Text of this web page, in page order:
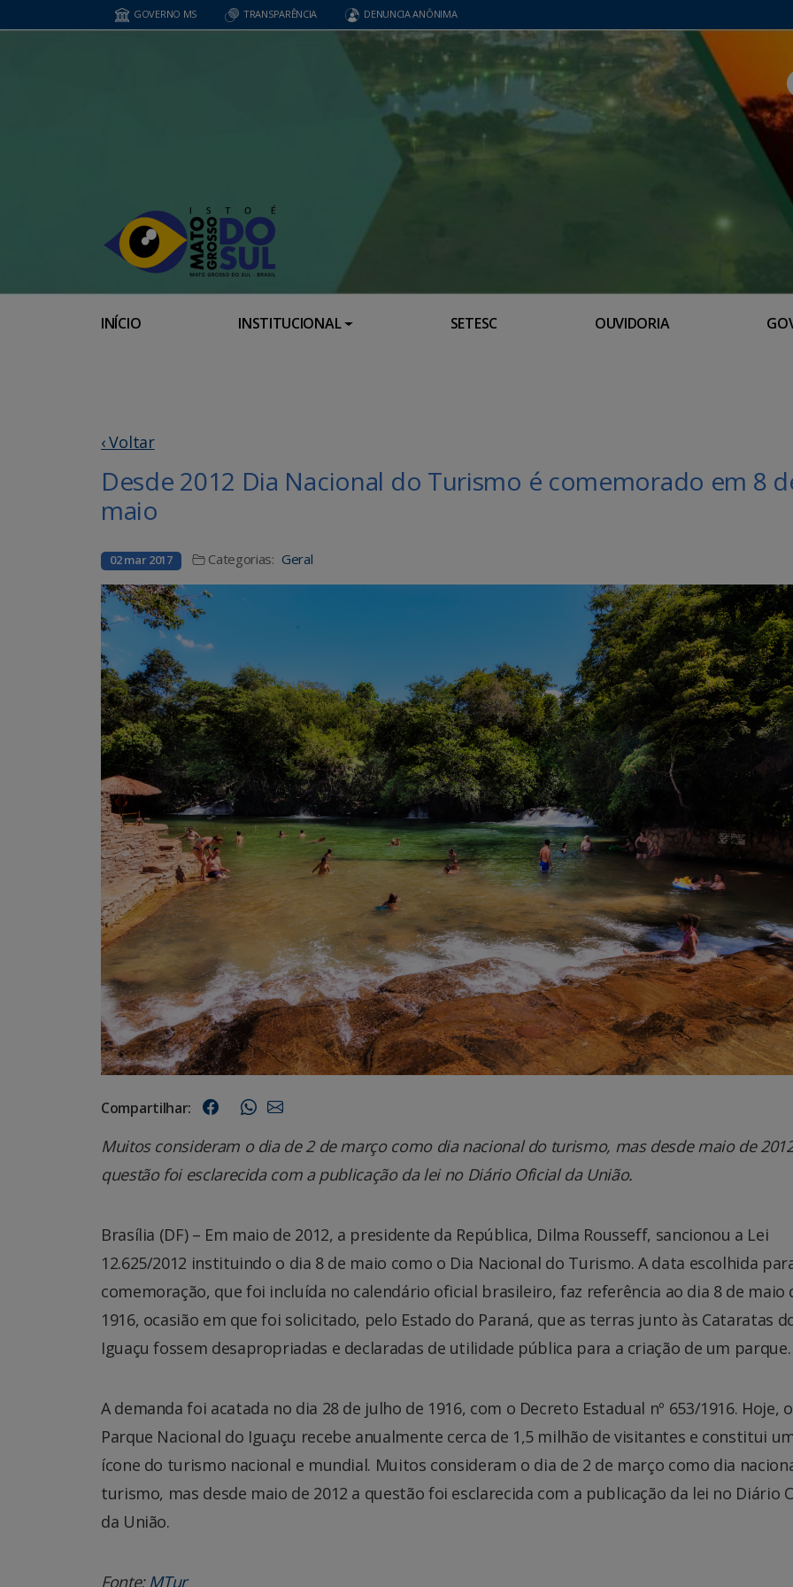
GOVERNO MS TRANSPARÊNCIA DENUNCIA ANÔNIMA
INÍCIO INSTITUCIONAL SETESC OUVIDORIA
‹ Voltar
Desde 2012 Dia Nacional do Turismo é comemorado em 8
maio
02 mar 2017 Categorias: Geral
Compartilhar:
Muitos consideram o dia de 2 de março como dia nacional do turismo, mas desde maio de
questão foi esclarecida com a publicação da lei no Diário Oficial da União.
Brasília (DF) – Em maio de 2012, a presidente da República, Dilma Rousseff, sancionou a Lei
12.625/2012 instituindo o dia 8 de maio como o Dia Nacional do Turismo. A data escolhida
comemoração, que foi incluída no calendário oficial brasileiro, faz referência ao dia 8 de maio
1916, ocasião em que foi solicitado, pelo Estado do Paraná, que as terras junto às Cataratas
Iguaçu fossem desapropriadas e declaradas de utilidade pública para a criação de um parque.
A demanda foi acatada no dia 28 de julho de 1916, com o Decreto Estadual nº 653/1916. Hoje, o
Parque Nacional do Iguaçu recebe anualmente cerca de 1,5 milhão de visitantes e constitui
ícone do turismo nacional e mundial. Muitos consideram o dia de 2 de março como dia
turismo, mas desde maio de 2012 a questão foi esclarecida com a publicação da lei no Diário
da União.
Fonte: MTur